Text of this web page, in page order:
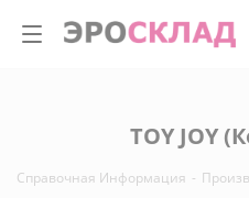
TOY JOY
Справочная Информация -